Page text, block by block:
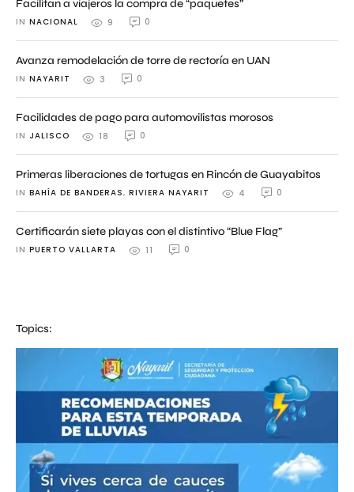
Facilitan a viajeros la compra de “paquetes”
IN NACIONAL 9 0
Avanza remodelación de torre de rectoría en UAN
IN NAYARIT 3 0
Facilidades de pago para automovilistas morosos
IN JALISCO 18 0
Primeras liberaciones de tortugas en Rincón de Guayabitos
IN BAHÍA DE BANDERAS, RIVIERA NAYARIT 4 0
Certificarán siete playas con el distintivo “Blue Flag”
IN PUERTO VALLARTA 11 0
Topics: